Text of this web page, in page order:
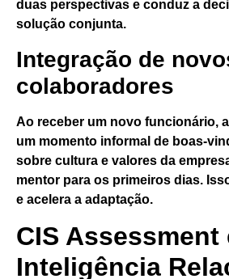
duas perspectivas e conduz a
solução conjunta.
Integração de
colaboradores
Ao receber um novo funcionário,
um momento informal de boas-
sobre cultura e valores da
mentor para os primeiros dias.
e acelera a adaptação.
CIS Assessment
Inteligência